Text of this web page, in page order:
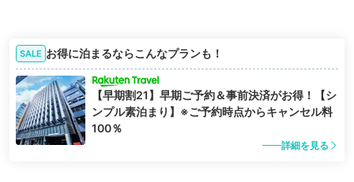
SALE お得に泊まるならこんなプランも！
【早期割21】早期ご予約＆事前決済がお得！【シ
ンプル素泊まり】※ご予約時点からキャンセル料
100％
詳細を見る